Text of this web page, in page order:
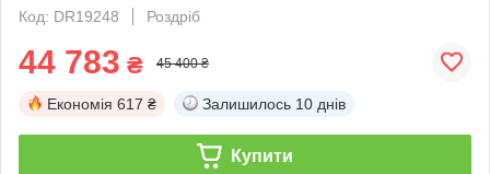
Код: DR19248
Роздріб
44 783 ₴ 45 400 ₴
Економія 617 ₴ Залишилось 10 днів
Купити